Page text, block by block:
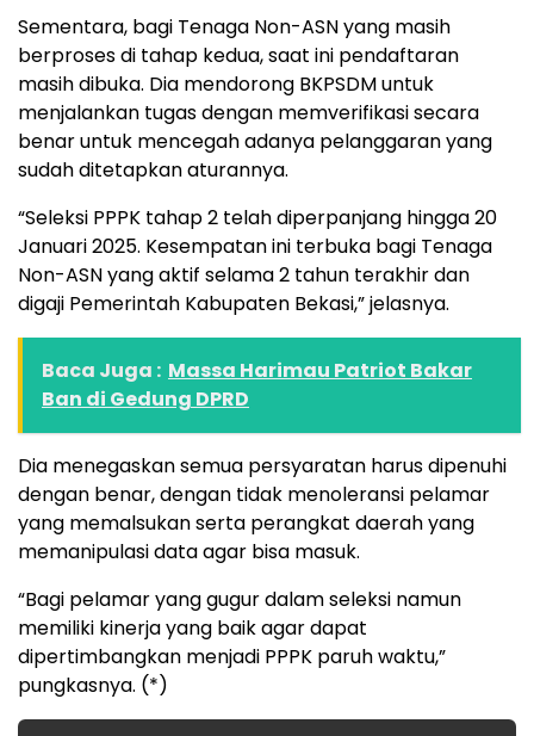
Sementara, bagi Tenaga Non-ASN yang masih
berproses di tahap kedua, saat ini pendaftaran
masih dibuka. Dia mendorong BKPSDM untuk
menjalankan tugas dengan memverifikasi secara
benar untuk mencegah adanya pelanggaran yang
sudah ditetapkan aturannya.
“Seleksi PPPK tahap 2 telah diperpanjang hingga 20
Januari 2025. Kesempatan ini terbuka bagi Tenaga
Non-ASN yang aktif selama 2 tahun terakhir dan
digaji Pemerintah Kabupaten Bekasi,” jelasnya.
Baca Juga : Massa Harimau Patriot Bakar
Ban di Gedung DPRD
Dia menegaskan semua persyaratan harus dipenuhi
dengan benar, dengan tidak menoleransi pelamar
yang memalsukan serta perangkat daerah yang
memanipulasi data agar bisa masuk.
“Bagi pelamar yang gugur dalam seleksi namun
memiliki kinerja yang baik agar dapat
dipertimbangkan menjadi PPPK paruh waktu,”
pungkasnya. (*)